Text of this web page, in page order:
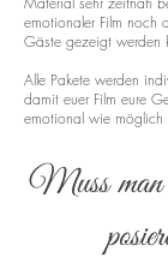
emotionaler Film noch
Gäste gezeigt werden
Alle Pakete werden
damit euer Film eure
emotional wie möglich
Muss man